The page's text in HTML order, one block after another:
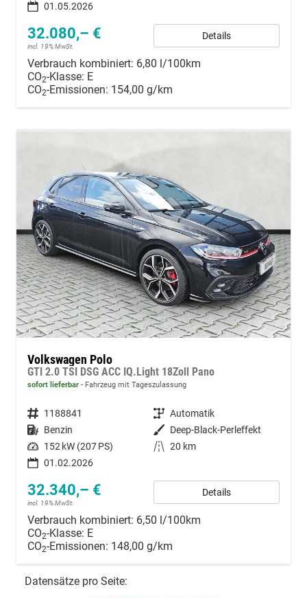
01.05.2026
32.080,– €
incl. 19% MwSt.
Details
Verbrauch kombiniert: 6,80 l/100km
CO2-Klasse: E
CO2-Emissionen: 154,00 g/km
Volkswagen Polo
GTI 2.0 TSI DSG ACC IQ.Light 18Zoll Pano
sofort lieferbar Fahrzeug mit Tageszulassung
Fahrzeugnummer 1188841 Getriebe Automatik
Kraftstoff Benzin Außenfarbe Deep-Black-Perleffekt
Leistung 152 kW (207 PS) Kilometerstand 20 km
01.02.2026
32.340,– €
incl. 19% MwSt.
Details
Verbrauch kombiniert: 6,50 l/100km
CO2-Klasse: E
CO2-Emissionen: 148,00 g/km
Datensätze pro Seite: